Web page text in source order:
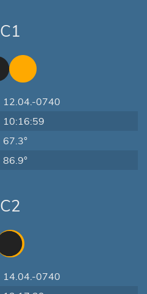
C1
12.04.-0740
10:16:59
67.3°
86.9°
C2
14.04.-0740